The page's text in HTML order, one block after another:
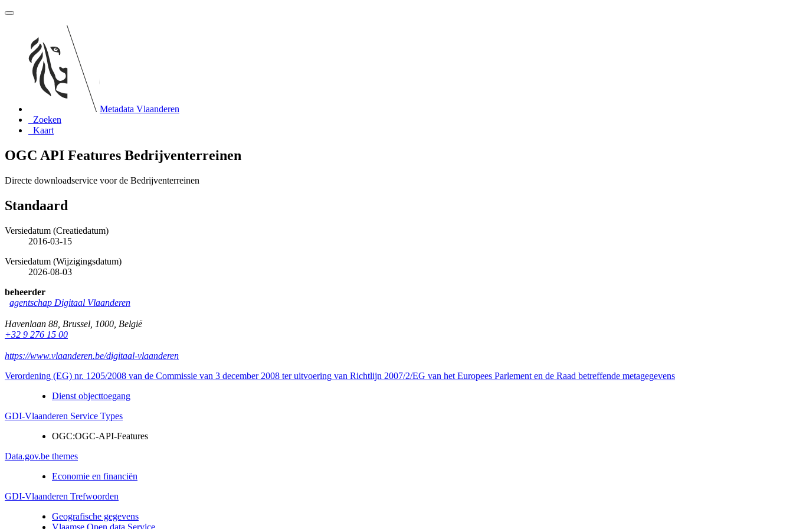
Metadata Vlaanderen
Zoeken
Kaart
OGC API Features Bedrijventerreinen
Directe downloadservice voor de Bedrijventerreinen
Standaard
Versiedatum (Creatiedatum)
2016-03-15
Versiedatum (Wijzigingsdatum)
2026-08-03
beheerder
agentschap Digitaal Vlaanderen
Havenlaan 88 Brussel 1000 België
+32 9 276 15 00
https://www.vlaanderen.be/digitaal-vlaanderen
Verordening (EG) nr. 1205/2008 van de Commissie van 3 december 2008 ter uitvoering van Richtlijn 2007/2/EG van het Europees Parlement en de Raad betreffende metagegevens
Dienst objecttoegang
GDI-Vlaanderen Service Types
OGC:OGC-API-Features
Data.gov.be themes
Economie en financiën
GDI-Vlaanderen Trefwoorden
Geografische gegevens
Vlaamse Open data Service